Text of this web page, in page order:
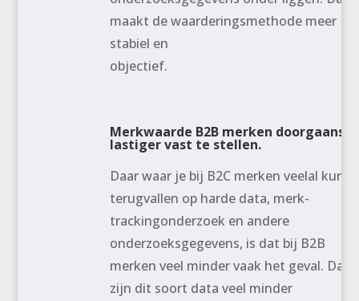
maakt de waarderingsmethode meer
stabiel en
objectief.
Merkwaarde B2B merken doorgaans
lastiger vast te stellen.
Daar waar je bij B2C merken veelal kunt
terugvallen op harde data, merk-
trackingonderzoek en andere
onderzoeksgegevens, is dat bij B2B
merken veel minder vaak het geval. Daar
zijn dit soort data veel minder